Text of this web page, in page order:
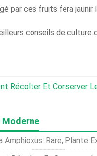
par ces fruits fera jaunir
conseils de culture
Récolter Et Conserver
Amphioxus :Rare, Plante